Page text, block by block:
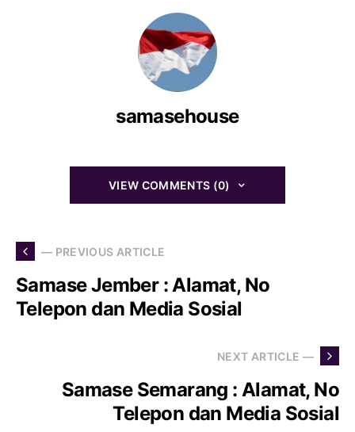
samasehouse
VIEW COMMENTS (0)
— PREVIOUS ARTICLE
Samase Jember : Alamat, No
Telepon dan Media Sosial
NEXT ARTICLE —
Samase Semarang : Alamat, No
Telepon dan Media Sosial